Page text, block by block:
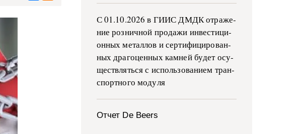
С 01.10.2026 в ГИИС ДМДК от­ра­же­
ние роз­ни­ч­ной про­да­жи ин­ве­сти­ци­
он­ных ме­тал­лов и сер­ти­фи­ци­ро­ван­
ных дра­го­цен­ных ка­м­ней бу­дет осу­
ще­ств­лять­ся с ис­поль­зо­ва­ни­ем тран­
с­пор­т­но­го мо­ду­ля
Отчет De Beers